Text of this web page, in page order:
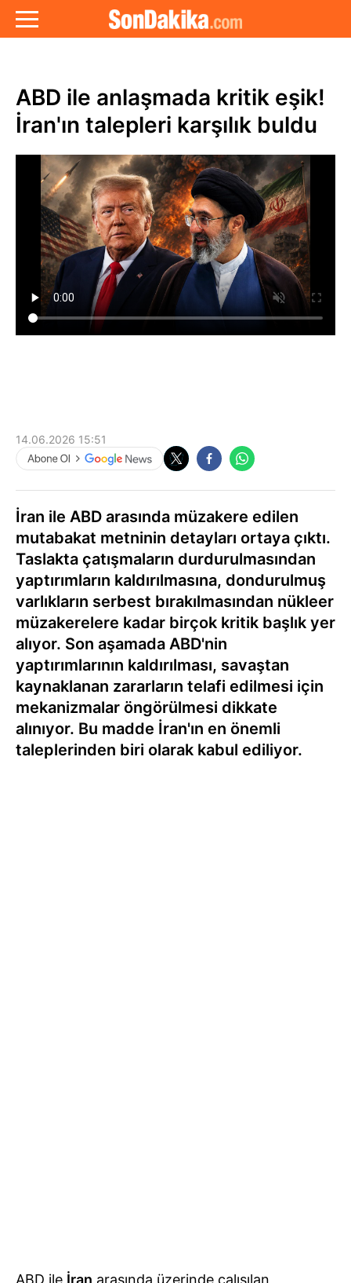
ABD ile anlaşmada kritik eşik!
İran'ın talepleri karşılık buldu
14.06.2026 15:51
İran ile ABD arasında müzakere edilen
mutabakat metninin detayları ortaya çıktı.
Taslakta çatışmaların durdurulmasından
yaptırımların kaldırılmasına, dondurulmuş
varlıkların serbest bırakılmasından nükleer
müzakerelere kadar birçok kritik başlık yer
alıyor. Son aşamada ABD'nin
yaptırımlarının kaldırılması, savaştan
kaynaklanan zararların telafi edilmesi için
mekanizmalar öngörülmesi dikkate
alınıyor. Bu madde İran'ın en önemli
taleplerinden biri olarak kabul ediliyor.
ABD ile İran arasında üzerinde çalışılan